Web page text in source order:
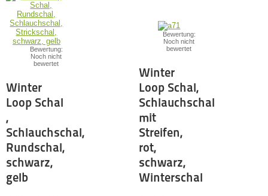
Bewertung:
Noch nicht
bewertet
Winter
Loop Schal
,
Schlauchschal,
Rundschal,
schwarz,
gelb
Bewertung:
Noch nicht
bewertet
Winter
Loop Schal,
Schlauchschal
mit
Streifen,
rot,
schwarz,
Winterschal